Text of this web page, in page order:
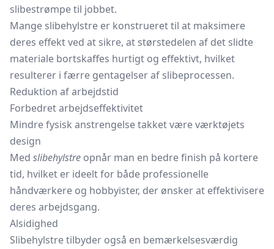
slibestrømpe til jobbet.
Mange slibehylstre er konstrueret til at maksimere
deres effekt ved at sikre, at størstedelen af det slidte
materiale bortskaffes hurtigt og effektivt, hvilket
resulterer i færre gentagelser af slibeprocessen.
Reduktion af arbejdstid
Forbedret arbejdseffektivitet
Mindre fysisk anstrengelse takket være værktøjets
design
Med slibehylstre opnår man en bedre finish på kortere
tid, hvilket er ideelt for både professionelle
håndværkere og hobbyister, der ønsker at effektivisere
deres arbejdsgang.
Alsidighed
Slibehylstre tilbyder også en bemærkelsesværdig